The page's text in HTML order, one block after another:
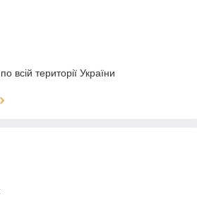
всій території України